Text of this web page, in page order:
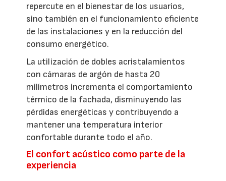
repercute en el bienestar de los usuarios,
sino también en el funcionamiento eficiente
de las instalaciones y en la reducción del
consumo energético.
La utilización de dobles acristalamientos
con cámaras de argón de hasta 20
milímetros incrementa el comportamiento
térmico de la fachada, disminuyendo las
pérdidas energéticas y contribuyendo a
mantener una temperatura interior
confortable durante todo el año.
El confort acústico como parte de la
experiencia